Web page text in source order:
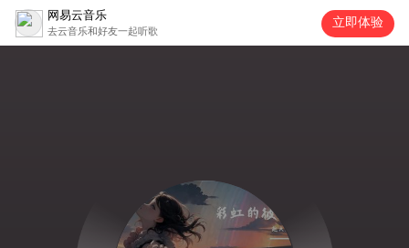
网易云音乐
去云音乐和好友一起听歌
立即体验